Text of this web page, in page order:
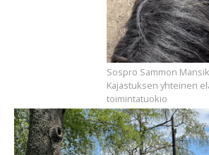
Sospro Sammon
Kajastuksen yhteinen
toimintatuokio